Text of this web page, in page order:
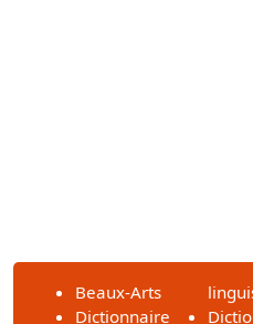
Beaux-Arts
Dictionnaire